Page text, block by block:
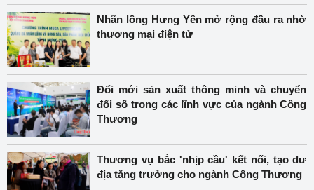
Nhãn lồng Hưng Yên mở rộng đầu ra nhờ
thương mại điện tử
Đổi mới sản xuất thông minh và chuyển
đổi số trong các lĩnh vực của ngành Công
Thương
Thương vụ bắc 'nhịp cầu' kết nối, tạo dư
địa tăng trưởng cho ngành Công Thương